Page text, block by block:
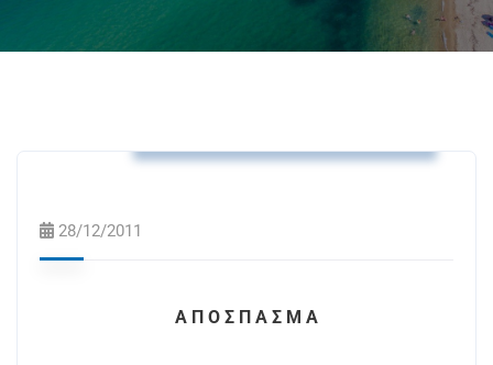
28/12/2011
A Π Ο Σ Π Α Σ Μ Α